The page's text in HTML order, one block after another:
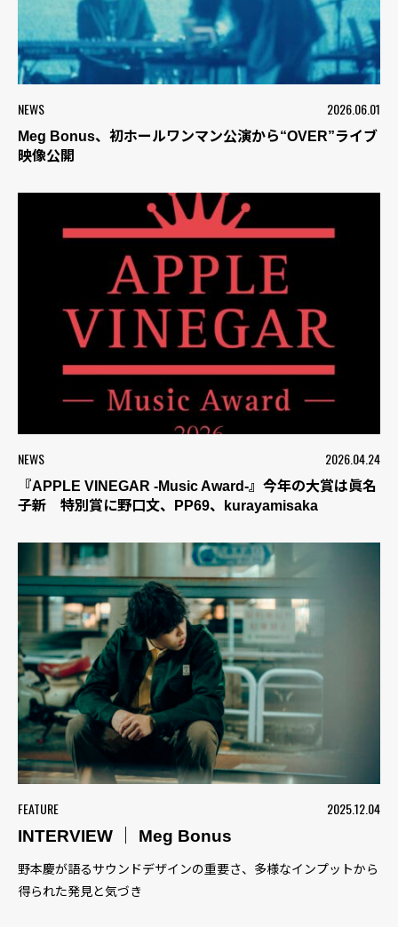
NEWS 2026.06.01
Meg Bonus、初ホールワンマン公演から“OVER”ライブ
映像公開
NEWS 2026.04.24
『APPLE VINEGAR -Music Award-』今年の大賞は眞名
子新 特別賞に野口文、PP69、kurayamisaka
FEATURE
2025.12.04
INTERVIEW ｜ Meg Bonus
野本慶が語るサウンドデザインの重要さ、多様なインプットから
得られた発見と気づき